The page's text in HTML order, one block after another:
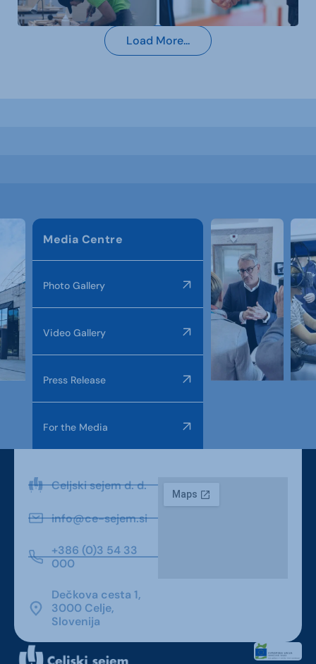
Load More...
Media Centre
Photo Gallery
Video Gallery
Press Release
For the Media
Celjski sejem d. d.
info@ce-sejem.si
+386 (0)3 54 33
000
Dečkova cesta 1,
3000 Celje,
Slovenija